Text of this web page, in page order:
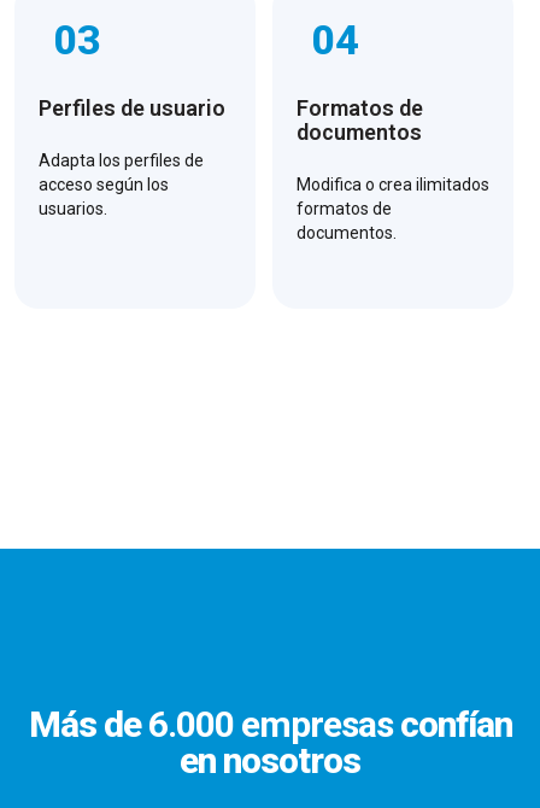
03
Perfiles de usuario
Adapta los perfiles de
acceso según los
usuarios.
04
Formatos de
documentos
Modifica o crea ilimitados
formatos de
documentos.
Más de6.000 empresasconfían
en nosotros